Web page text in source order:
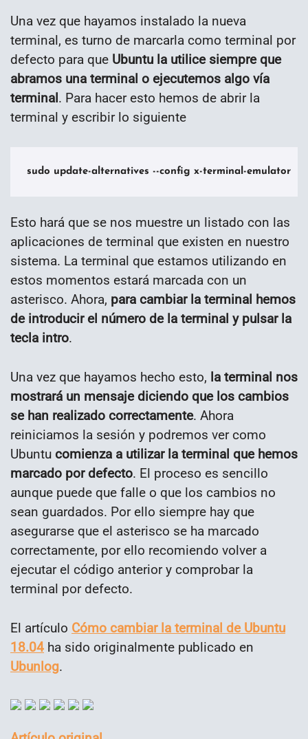
Una vez que hayamos instalado la nueva
terminal, es turno de marcarla como terminal por
defecto para que Ubuntu la utilice siempre que
abramos una terminal o ejecutemos algo vía
terminal. Para hacer esto hemos de abrir la
terminal y escribir lo siguiente
sudo update-alternatives --config x-terminal-emulator
Esto hará que se nos muestre un listado con las
aplicaciones de terminal que existen en nuestro
sistema. La terminal que estamos utilizando en
estos momentos estará marcada con un
asterisco. Ahora, para cambiar la terminal hemos
de introducir el número de la terminal y pulsar la
tecla intro.
Una vez que hayamos hecho esto, la terminal nos
mostrará un mensaje diciendo que los cambios
se han realizado correctamente. Ahora
reiniciamos la sesión y podremos ver como
Ubuntu comienza a utilizar la terminal que hemos
marcado por defecto. El proceso es sencillo
aunque puede que falle o que los cambios no
sean guardados. Por ello siempre hay que
asegurarse que el asterisco se ha marcado
correctamente, por ello recomiendo volver a
ejecutar el código anterior y comprobar la
terminal por defecto.
El artículo Cómo cambiar la terminal de Ubuntu
18.04 ha sido originalmente publicado en
Ubunlog.